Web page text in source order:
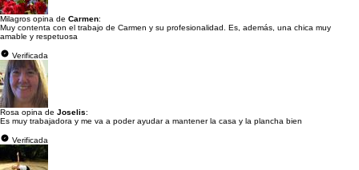
Milagros opina de Carmen:
Muy contenta con el trabajo de Carmen y su profesionalidad. Es, además, una chica muy
amable y respetuosa
Verificada
Rosa opina de Joselis:
Es muy trabajadora y me va a poder ayudar a mantener la casa y la plancha bien
Verificada